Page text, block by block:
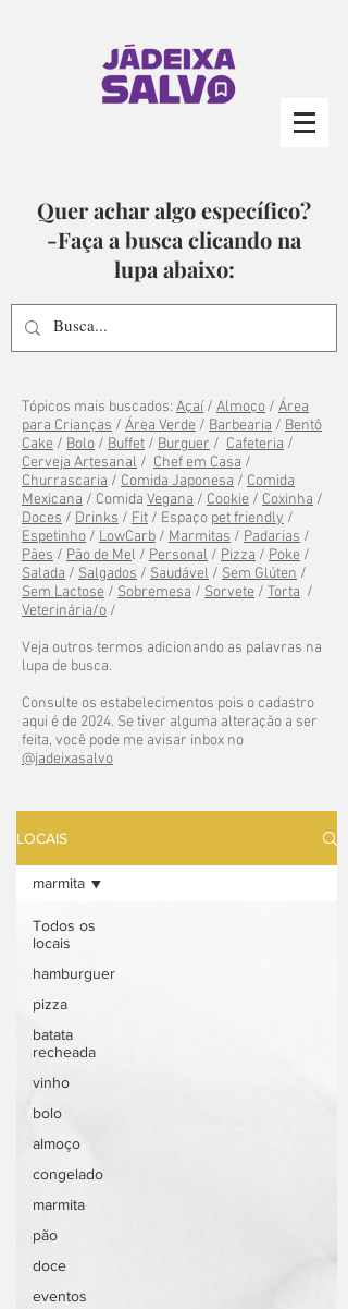
Quer achar algo específico?
-Faça a busca clicando na
lupa abaixo:
Tópicos mais buscados: Açaí / Almoço / Área
para Crianças / Área Verde / Barbearia / Bentô
Cake / Bolo / Buffet / Burguer / Cafeteria /
Cerveja Artesanal / Chef em Casa /
Churrascaria / Comida Japonesa / Comida
Mexicana / Comida Vegana / Cookie / Coxinha /
Doces / Drinks / Fit / Espaço pet friendly /
Espetinho / LowCarb / Marmitas / Padarias /
Pães / Pão de Mel / Personal / Pizza / Poke /
Salada / Salgados / Saudável / Sem Glúten /
Sem Lactose / Sobremesa / Sorvete / Torta /
Veterinária/o /
Veja outros termos adicionando as palavras na
lupa de busca.
Consulte os estabelecimentos pois o cadastro
aqui é de 2024. Se tiver alguma alteração a ser
feita, você pode me avisar inbox no
@jadeixasalvo
LOCAIS
Todos os
locais
hamburguer
pizza
batata
recheada
vinho
bolo
almoço
congelado
marmita
pão
doce
eventos
marmita